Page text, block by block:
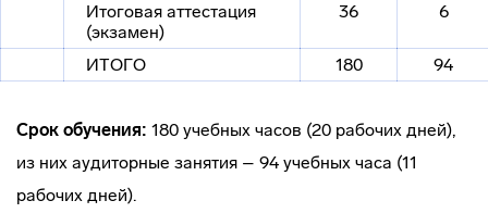
Итоговая аттестация
(экзамен)
36 6
ИТОГО 180 94
Срок обучения: 180 учебных часов (20 рабочих дней),
из них аудиторные занятия – 94 учебных часа (11
рабочих дней).